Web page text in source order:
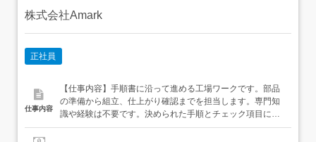
株式会社Amark
正社員
仕事内容
【仕事内容】手順書に沿って進める工場ワークです。部品
の準備から組立、仕上がり確認までを担当します。専門知
識や経験は不要です。決められた手順とチェック項目に沿
って進められます。 担当業務 必要な部品・工具・見本を準